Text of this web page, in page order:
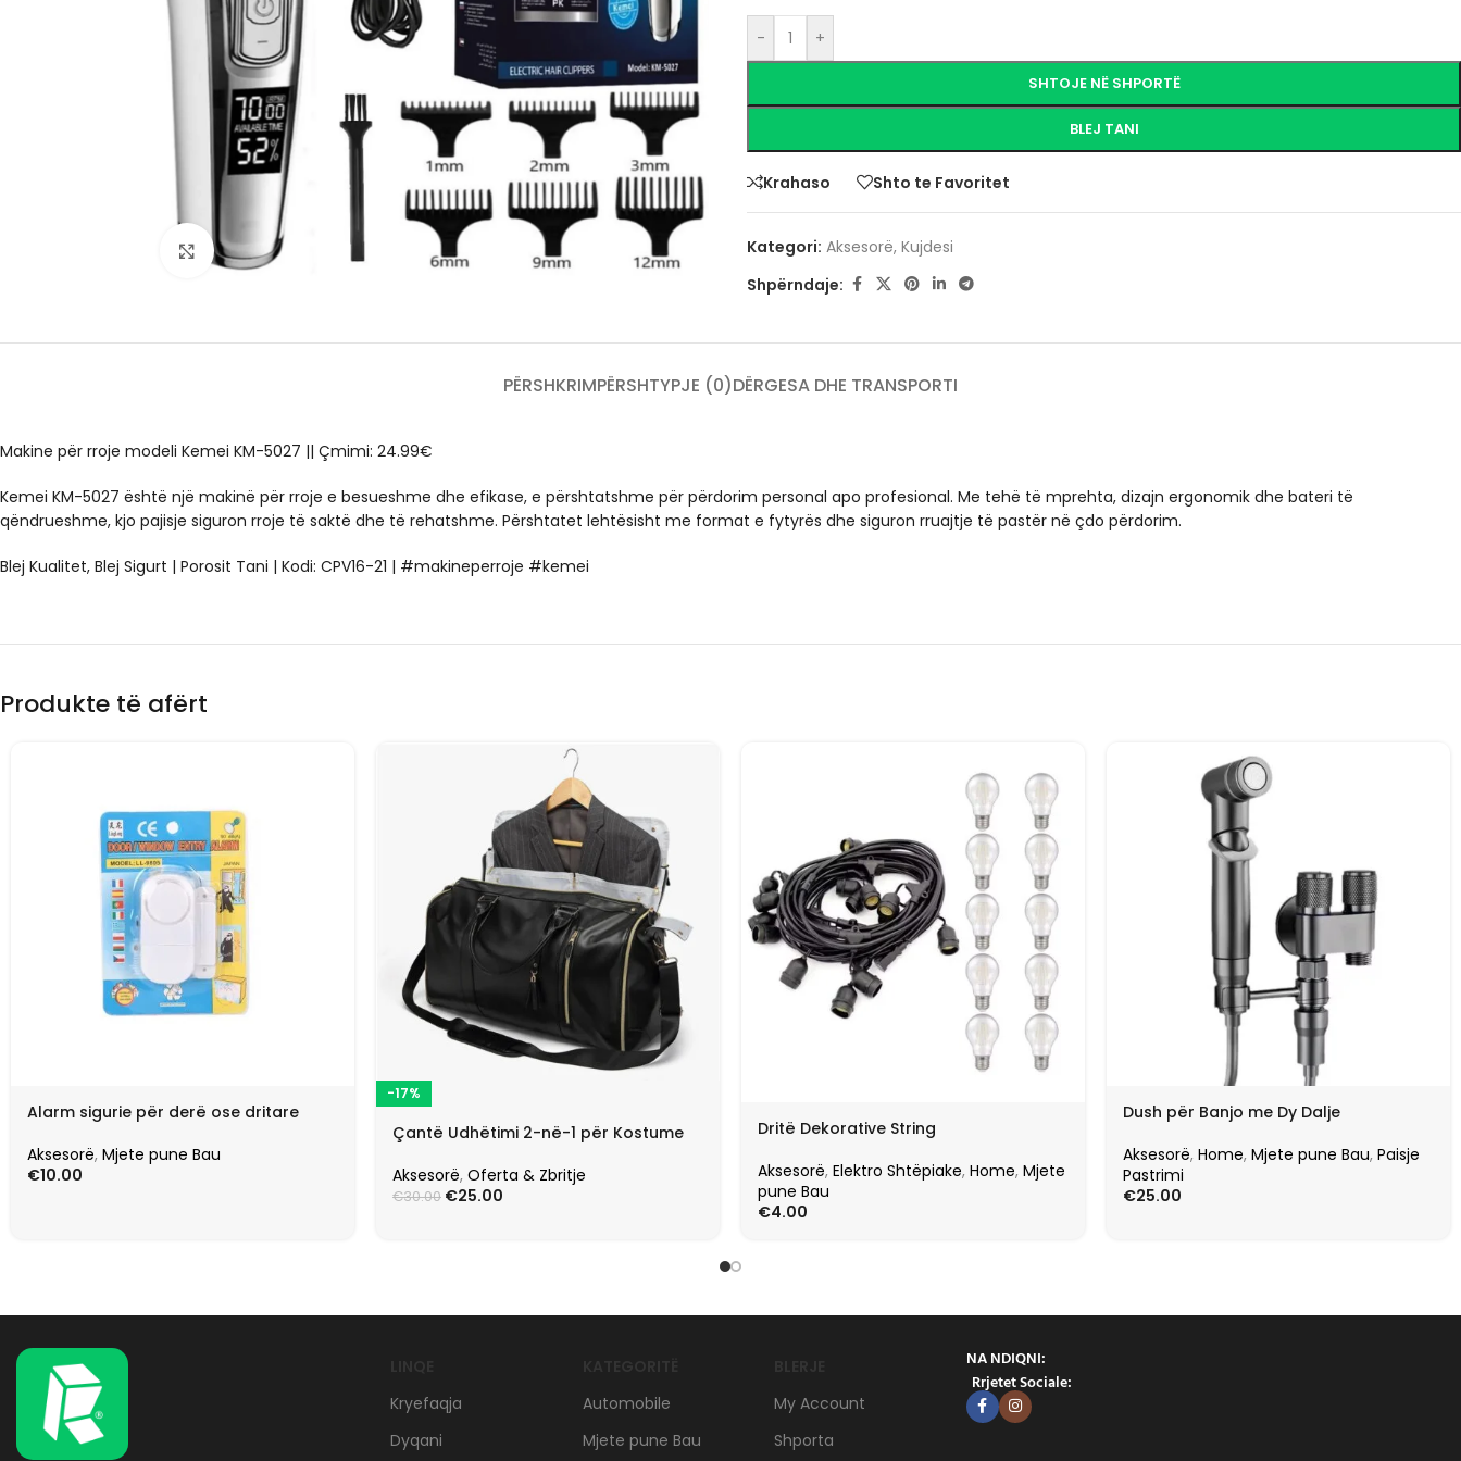
Click to enlarge
- +
SHTOJE NË SHPORTË
BLEJ TANI
Krahaso Shto te Favoritet
Kategori: Aksesorë, Kujdesi
Shpërndaje:
PËRSHKRIMPËRSHTYPJE (0)DËRGESA DHE TRANSPORTI
Makine për rroje modeli Kemei KM-5027 || Çmimi: 24.99€
Kemei KM-5027 është një makinë për rroje e besueshme dhe efikase, e përshtatshme për përdorim personal apo profesional. Me tehë të mprehta, dizajn ergonomik dhe bateri të
qëndrueshme, kjo pajisje siguron rroje të saktë dhe të rehatshme. Përshtatet lehtësisht me format e fytyrës dhe siguron rruajtje të pastër në çdo përdorim.
Blej Kualitet, Blej Sigurt | Porosit Tani | Kodi: CPV16-21 | #makineperroje #kemei
Produkte të afërt
Alarm sigurie për derë ose dritare
Aksesorë, Mjete pune Bau
€10.00
-17%
Çantë Udhëtimi 2-në-1 për Kostume
Aksesorë, Oferta & Zbritje
€30.00 €25.00
Dritë Dekorative String
Aksesorë, Elektro Shtëpiake, Home, Mjete
pune Bau
€4.00
Dush për Banjo me Dy Dalje
Aksesorë, Home, Mjete pune Bau, Paisje
Pastrimi
€25.00
Kryefaqja
Dyqani
Automobile
Mjete pune Bau
My Account
Shporta
NA NDIQNI:
Rrjetet Sociale: